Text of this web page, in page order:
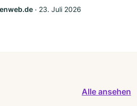
‧ 23. Juli 2026
Alle ansehen